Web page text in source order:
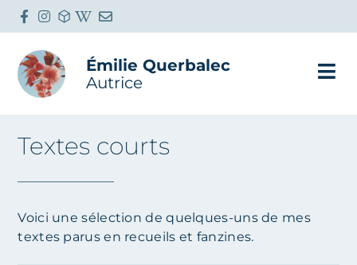
Émilie Querbalec
Autrice
Textes courts
Voici une sélection de quelques-uns de mes
textes parus en recueils et fanzines.